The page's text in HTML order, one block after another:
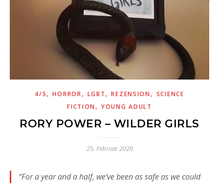
4/5,HORROR, LGBT,REZENSION , SCIENCE
FICTION ,YOUNG ADULT
RORY POWER – WILDER GIRLS
25. Februar 2020
“For a year and a half, we‘ve been as safe as we could